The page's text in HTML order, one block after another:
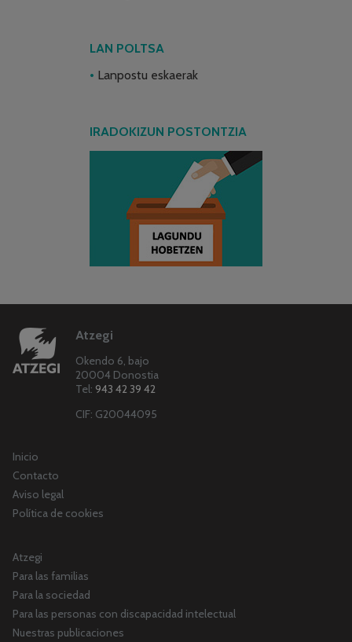
LAN POLTSA
Lanpostu eskaerak
IRADOKIZUN POSTONTZIA
Atzegi
Okendo 6, bajo
20004 Donostia
Tel: 943 42 39 42
CIF: G20044095
Inicio
Contacto
Aviso legal
Política de cookies
Atzegi
Para las familias
Para la sociedad
Para las personas con discapacidad intelectual
Nuestras publicaciones